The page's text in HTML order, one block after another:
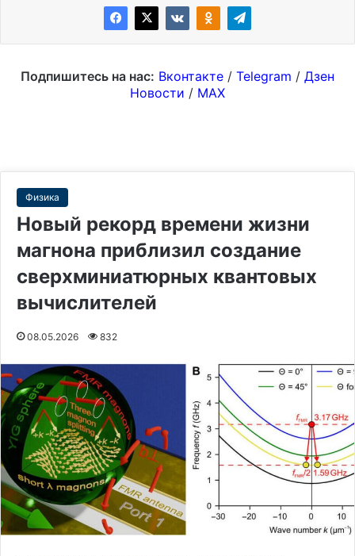
Подпишитесь на нас: Вконтакте / Telegram / Дзен
Новости / MAX